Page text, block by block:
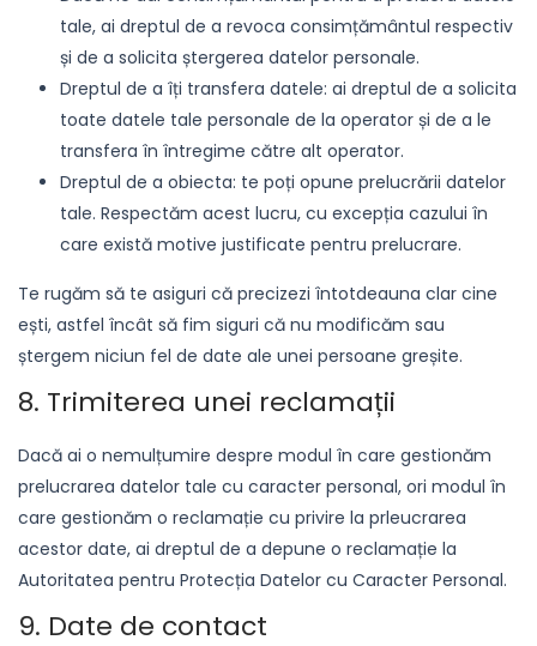
tale, ai dreptul de a revoca consimțământul respectiv
și de a solicita ștergerea datelor personale.
Dreptul de a îți transfera datele: ai dreptul de a solicita
toate datele tale personale de la operator și de a le
transfera în întregime către alt operator.
Dreptul de a obiecta: te poți opune prelucrării datelor
tale. Respectăm acest lucru, cu excepția cazului în
care există motive justificate pentru prelucrare.
Te rugăm să te asiguri că precizezi întotdeauna clar cine
ești, astfel încât să fim siguri că nu modificăm sau
ștergem niciun fel de date ale unei persoane greșite.
8. Trimiterea unei reclamații
Dacă ai o nemulțumire despre modul în care gestionăm
prelucrarea datelor tale cu caracter personal, ori modul în
care gestionăm o reclamație cu privire la prleucrarea
acestor date, ai dreptul de a depune o reclamație la
Autoritatea pentru Protecția Datelor cu Caracter Personal.
9. Date de contact